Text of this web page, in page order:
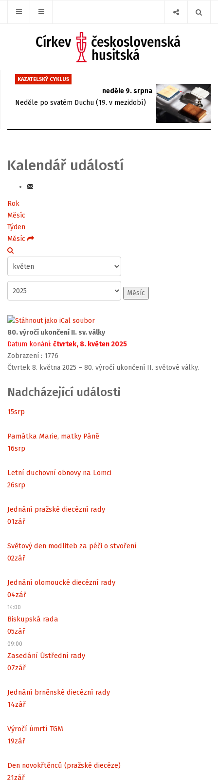
KAZATELSKÝ CYKLUS
neděle 9. srpna
Neděle po svatém Duchu (19. v mezidobí)
Kalendář událostí
Rok
Měsíc
Týden
Měsíc
Měsíc
80. výročí ukončení II. sv. války
Datum konání: čtvrtek, 8. květen 2025
Zobrazení : 1776
Čtvrtek 8. května 2025 – 80. výročí ukončení II. světové války.
Nadcházející události
15srp
Památka Marie, matky Páně
16srp
Letní duchovní obnovy na Lomci
26srp
Jednání pražské diecézní rady
01zář
Světový den modliteb za péči o stvoření
02zář
Jednání olomoucké diecézní rady
04zář
14:00
Biskupská rada
05zář
09:00
Zasedání Ústřední rady
07zář
Jednání brněnské diecézní rady
14zář
Výročí úmrtí TGM
19zář
Den novokřtěnců (pražské diecéze)
21zář